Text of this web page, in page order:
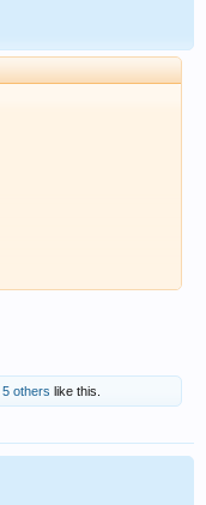
5 others like this.